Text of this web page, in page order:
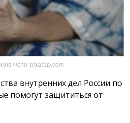
Фото: pixabay.com
внутренних дел России по
помогут защититься от